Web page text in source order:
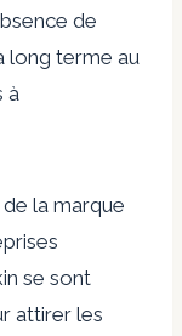
de
long terme au
à
la marque
se sont
attirer les